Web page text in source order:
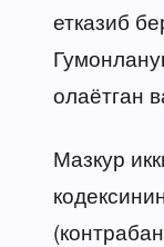
етказиб
олаётган
Мазкур